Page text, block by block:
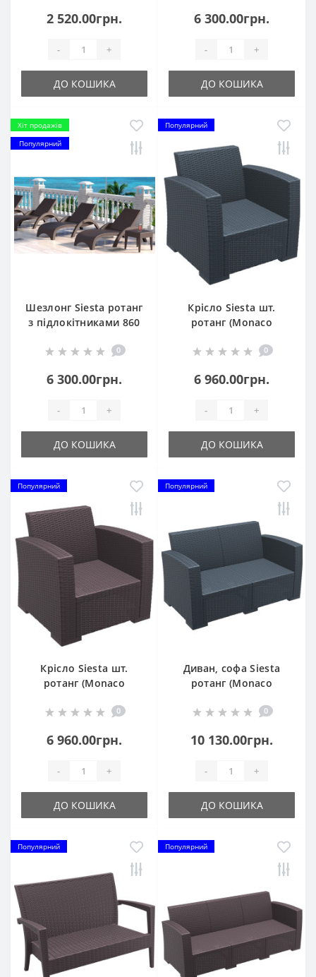
2 520.00грн.
- +
ДО КОШИКА
6 300.00грн.
- +
ДО КОШИКА
Хіт продажів
Популярний
Шезлонг Siesta ротанг
з підлокітниками 860
0
6 300.00грн.
- +
ДО КОШИКА
Популярний
Крісло Siesta шт.
ротанг (Monaco
831 Dark Grey0
6 960.00грн.
- +
ДО КОШИКА
Популярний
Крісло Siesta шт.
ротанг (Monaco
831 Brown
0
6 960.00грн.
- +
ДО КОШИКА
Популярний
Диван, софа Siesta
ротанг (Monaco
Dark Grey
0
10 130.00грн.
- +
ДО КОШИКА
Популярний Популярний